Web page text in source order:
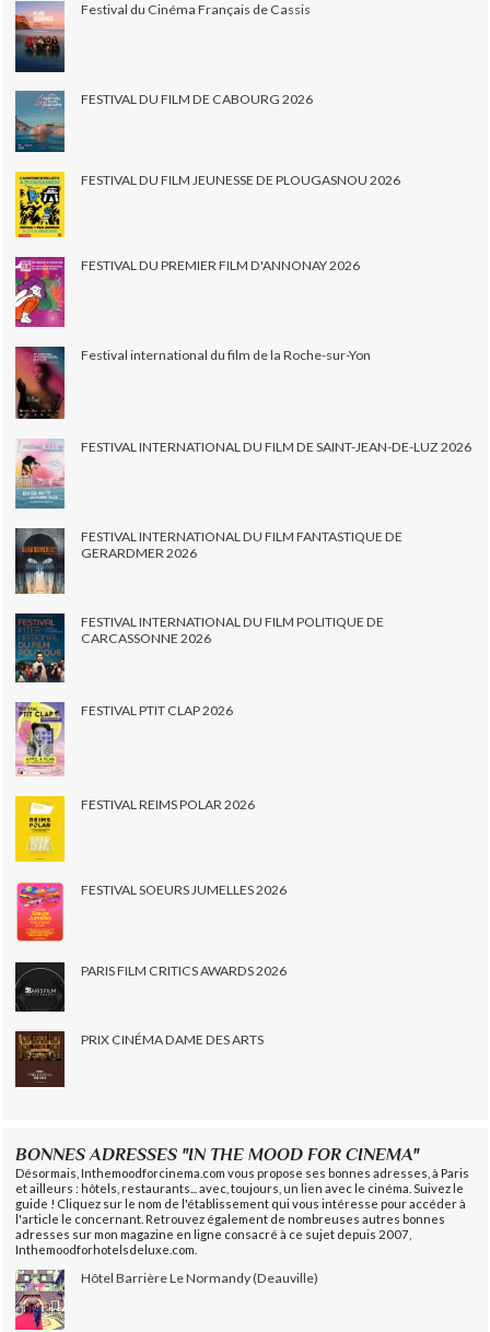
Festival du Cinéma Français de Cassis
FESTIVAL DU FILM DE CABOURG 2026
FESTIVAL DU FILM JEUNESSE DE PLOUGASNOU 2026
FESTIVAL DU PREMIER FILM D'ANNONAY 2026
Festival international du film de la Roche-sur-Yon
FESTIVAL INTERNATIONAL DU FILM DE SAINT-JEAN-DE-LUZ 2026
FESTIVAL INTERNATIONAL DU FILM FANTASTIQUE DE
GERARDMER 2026
FESTIVAL INTERNATIONAL DU FILM POLITIQUE DE
CARCASSONNE 2026
FESTIVAL PTIT CLAP 2026
FESTIVAL REIMS POLAR 2026
FESTIVAL SOEURS JUMELLES 2026
PARIS FILM CRITICS AWARDS 2026
PRIX CINÉMA DAME DES ARTS
BONNES ADRESSES "IN THE MOOD FOR CINEMA"
Désormais, Inthemoodforcinema.com vous propose ses bonnes adresses, à Paris
et ailleurs : hôtels, restaurants... avec, toujours, un lien avec le cinéma. Suivez le
guide ! Cliquez sur le nom de l'établissement qui vous intéresse pour accéder à
l'article le concernant. Retrouvez également de nombreuses autres bonnes
adresses sur mon magazine en ligne consacré à ce sujet depuis 2007,
Inthemoodforhotelsdeluxe.com.
Hôtel Barrière Le Normandy (Deauville)